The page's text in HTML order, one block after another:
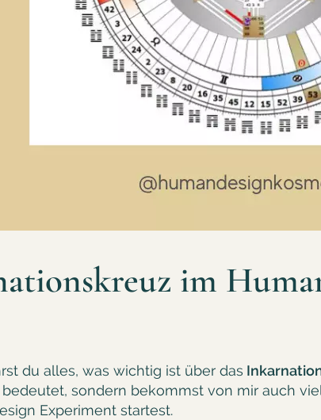
im
du alles, was wichtig ist über das
sondern bekommst von mir auch
Experiment startest.